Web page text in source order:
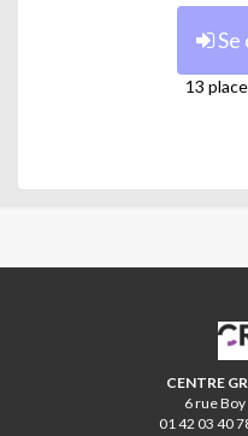
13
CENTRE
6 rue
01 42 03 40